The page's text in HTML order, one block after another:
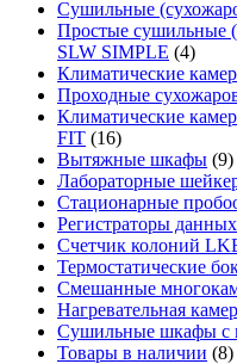
Сушильные
Простые сушильные
SLW SIMPLE (4)
Климатические
Проходные
Климатические
FIT (16)
Вытяжные шкафы (9)
Лабораторные
Стационарные
Регистраторы
Счетчик колоний
Термостатические
Смешанные
Нагревательная
Сушильные шкафы с
Товары в наличии (8)